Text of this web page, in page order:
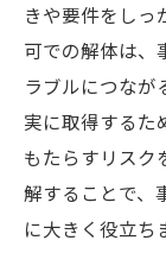
きや要件をしっ
可での解体は、
ラブルにつなが
実に取得するた
もたらすリスク
解することで、
に大きく役立ち